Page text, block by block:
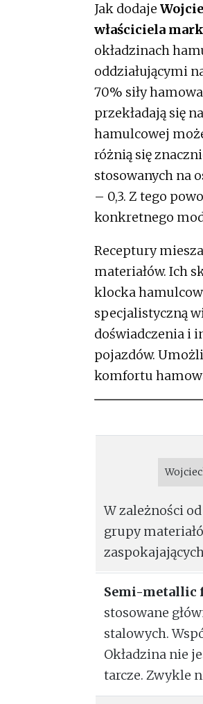
Jak dodaje
właściciela
okładzinach
oddziałującymi
70% siły
przekładają się
hamulcowej
różnią się
stosowanych na
– 0,3. Z tego
konkretnego
Receptury
materiałów. Ich
klocka
specjalistyczną
doświadczenia i
pojazdów.
komfortu
W zależności
grupy
Semi-metallic
stosowane
stalowych.
Okładzina nie
tarcze. Zwykle